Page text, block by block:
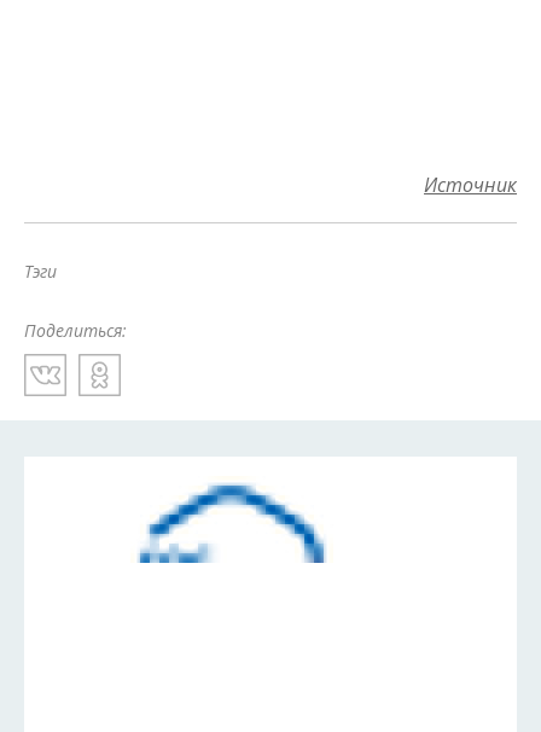
Источник
Тэги
Поделиться: